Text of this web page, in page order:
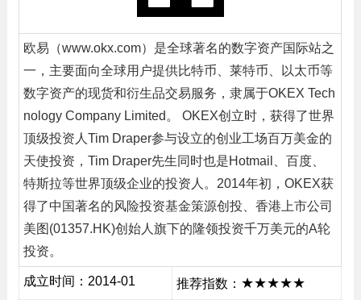
欧易（www.okx.com）是全球著名的数字资产国际站之
一，主要面向全球用户提供比特币、莱特币、以太币等
数字资产的现货和衍生品交易服务，隶属于OKEX Tech
nology Company Limited。 OKEX创立时，获得了世界
顶级投资人Tim Draper参与设立的创业工场百万美金的
天使投资，Tim Draper先生同时也是Hotmail、百度、
特斯拉等世界顶级企业的投资人。2014年初，OKEX获
得了中国著名的风险投资基金策源创投、香港上市公司
美图(01357.HK)创始人旗下的隆领投资千万美元的A轮
投资。
成立时间：2014-01 推荐指数： ★★★★★